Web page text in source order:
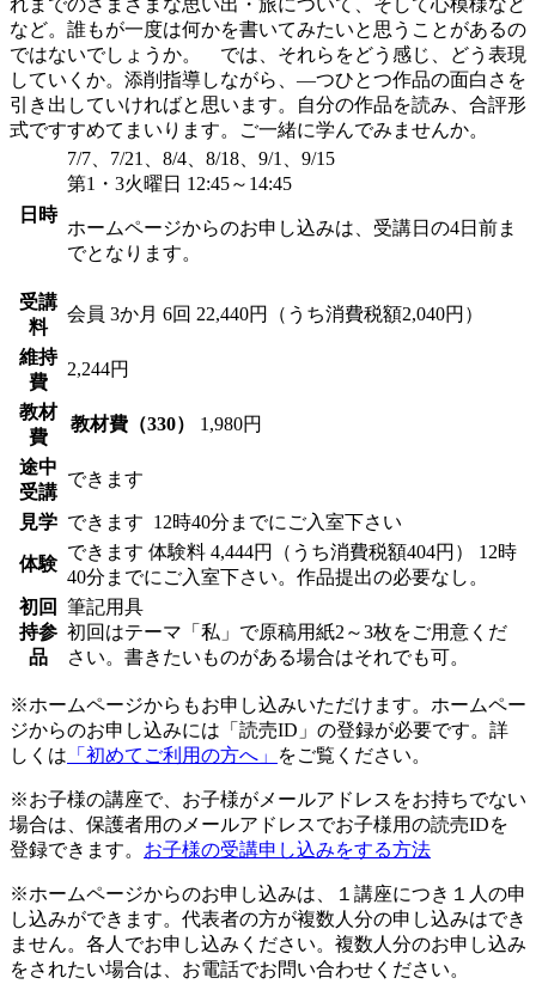
など。誰もが一度は何かを書いてみたいと思うことがあるの
ではないでしょうか。 では、それらをどう感じ、どう表現
していくか。添削指導しながら、―つひとつ作品の面白さを
引き出していければと思います。自分の作品を読み、合評形
式ですすめてまいります。ご一緒に学んでみませんか。
日時
7/7、7/21、8/4、8/18、9/1、9/15
第1・3火曜日 12:45～14:45
ホームページからのお申し込みは、受講日の4日前ま
でとなります。
受講
料
会員 3か月 6回 22,440円（うち消費税額2,040円）
維持
費
2,244円
教材
費
教材費（330） 1,980円
途中
受講
できます
見学 できます 12時40分までにご入室下さい
体験
できます 体験料 4,444円（うち消費税額404円） 12時
40分までにご入室下さい。作品提出の必要なし。
初回
持参
品
筆記用具
初回はテーマ「私」で原稿用紙2～3枚をご用意くだ
さい。書きたいものがある場合はそれでも可。
※ホームページからもお申し込みいただけます。ホームペー
ジからのお申し込みには「読売ID」の登録が必要です。詳
しくは 「初めてご利用の方へ」 をご覧ください。
※お子様の講座で、お子様がメールアドレスをお持ちでない
場合は、保護者用のメールアドレスでお子様用の読売IDを
登録できます。 お子様の受講申し込みをする方法
※ホームページからのお申し込みは、１講座につき１人の申
し込みができます。代表者の方が複数人分の申し込みはでき
ません。各人でお申し込みください。複数人分のお申し込み
をされたい場合は、お電話でお問い合わせください。